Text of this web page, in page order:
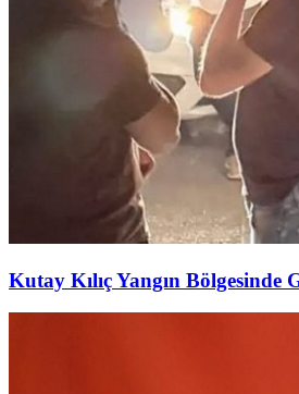
Kutay Kılıç Yangın Bölgesinde